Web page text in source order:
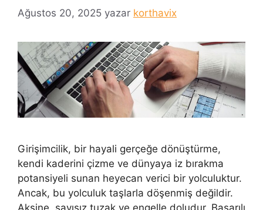
Ağustos 20, 2025 yazar korthavix
Girişimcilik, bir hayali gerçeğe dönüştürme,
kendi kaderini çizme ve dünyaya iz bırakma
potansiyeli sunan heyecan verici bir yolculuktur.
Ancak, bu yolculuk taşlarla döşenmiş değildir.